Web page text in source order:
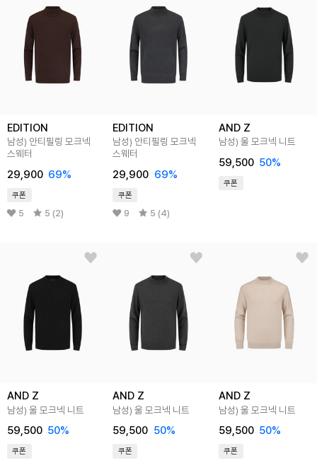
EDITION
남성) 안티필링 모크넥
스웨터
29,900 69%
쿠폰
5 5 (2)
EDITION
남성) 안티필링 모크넥
스웨터
29,900 69%
쿠폰
9 5 (4)
AND Z
남성) 울 모크넥 니트
59,500 50%
쿠폰
AND Z
남성) 울 모크넥 니트
59,500 50%
쿠폰
AND Z
남성) 울 모크넥 니트
59,500 50%
쿠폰
AND Z
남성) 울 모크넥 니트
59,500 50%
쿠폰